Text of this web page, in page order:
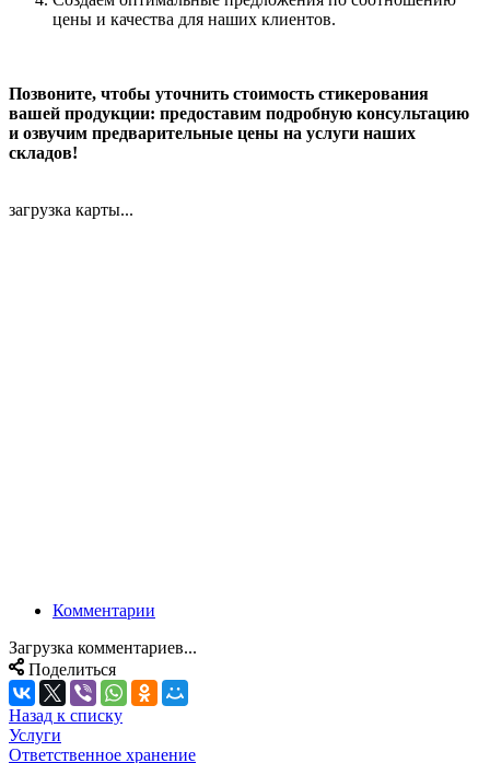
цены и качества для наших клиентов.
Позвоните, чтобы уточнить стоимость стикерования
вашей продукции: предоставим подробную консультацию
и озвучим предварительные цены на услуги наших
складов!
загрузка карты...
Комментарии
Загрузка комментариев...
Поделиться
Назад к списку
Услуги
Ответственное хранение